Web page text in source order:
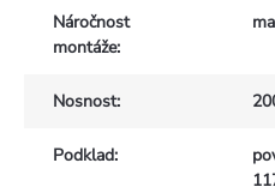
Náročnost
montáže:
Nosnost:
Podklad: